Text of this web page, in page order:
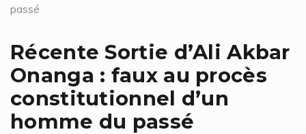
passé
Récente Sortie d’Ali Akbar
Onanga : faux au procès
constitutionnel d’un
homme du passé